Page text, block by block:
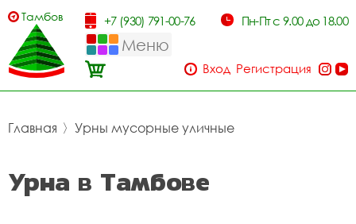
Тамбов +7 (930) 791-00-76 Пн-Пт с 9.00 до 18.00
Меню
Вход Регистрация
Главная 〉 Урны мусорные уличные
Урна в Тамбове